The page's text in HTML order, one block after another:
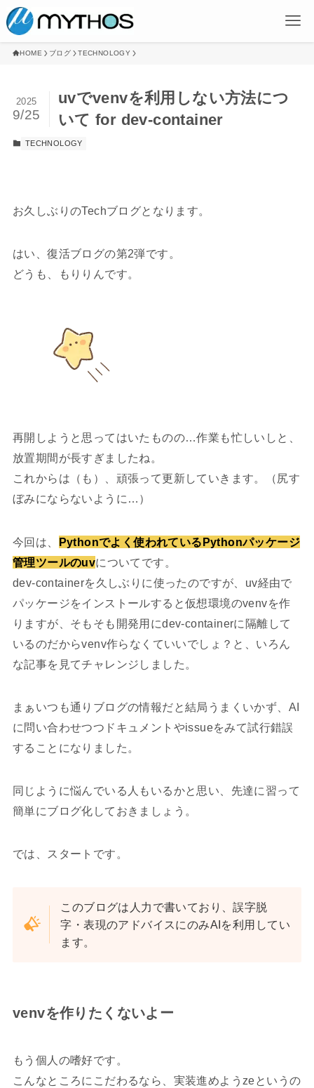
HOME ブログ TECHNOLOGY
uvでvenvを利用しない方法につ
いて for dev-container
2025
9/25
TECHNOLOGY
お久しぶりのTechブログとなります。
はい、復活ブログの第2弾です。
どうも、もりりんです。
再開しようと思ってはいたものの…作業も忙しいしと、
放置期間が長すぎましたね。
これからは（も）、頑張って更新していきます。（尻す
ぼみにならないように…）
今回は、 Pythonでよく使われているPythonパッケージ
管理ツールのuvについてです。
dev-containerを久しぶりに使ったのですが、uv経由で
パッケージをインストールすると仮想環境のvenvを作
りますが、そもそも開発用にdev-containerに隔離して
いるのだからvenv作らなくていいでしょ？と、いろん
な記事を見てチャレンジしました。
まぁいつも通りブログの情報だと結局うまくいかず、AI
に問い合わせつつドキュメントやissueをみて試行錯誤
することになりました。
同じように悩んでいる人もいるかと思い、先達に習って
簡単にブログ化しておきましょう。
では、スタートです。
このブログは人力で書いており、誤字脱
字・表現のアドバイスにのみAIを利用してい
ます。
venvを作りたくないよー
もう個人の嗜好です。
こんなところにこだわるなら、実装進めようzeというの